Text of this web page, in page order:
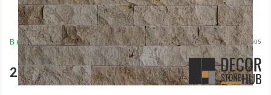
Артикул: 001005
В наявності
2 644 грн.